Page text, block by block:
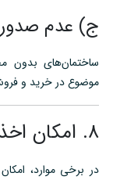
ج) عدم صدور
ساختمان‌های بدون
موضوع در خرید و
۸. امکان اخذ مجوز پس از ساخت
در برخی موارد،